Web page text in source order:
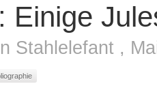
Einige
Stahlelefant ,